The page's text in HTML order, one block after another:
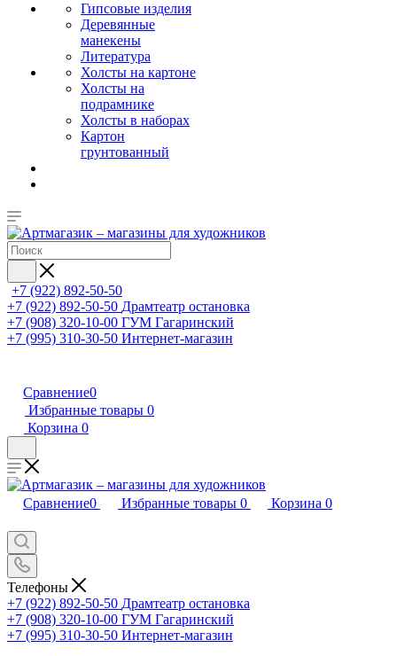
Гипсовые изделия
Деревянные
манекены
Литература
Холсты на картоне
Холсты на
подрамнике
Холсты в наборах
Картон
грунтованный
+7 (922) 892-50-50
+7 (922) 892-50-50 Драмтеатр остановка
+7 (908) 320-10-00 ГУМ Гагаринский
+7 (995) 310-30-50 Интернет-магазин
Сравнение0
Избранные товары 0
Корзина 0
Сравнение0 Избранные товары 0 Корзина 0
Телефоны
+7 (922) 892-50-50 Драмтеатр остановка
+7 (908) 320-10-00 ГУМ Гагаринский
+7 (995) 310-30-50 Интернет-магазин